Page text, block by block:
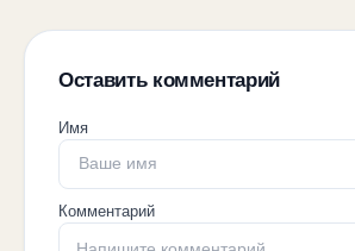
Оставить комментарий
Имя
Комментарий